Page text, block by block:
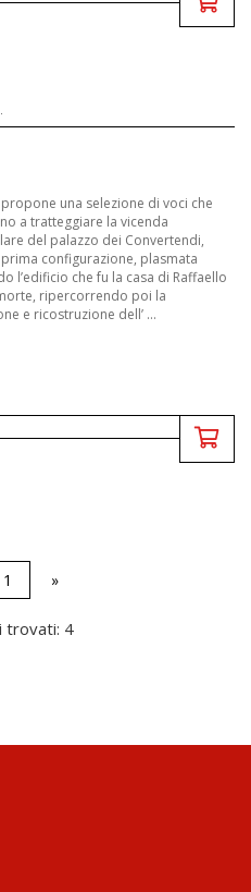
una selezione di voci che
a tratteggiare la vicenda
del palazzo dei Convertendi,
configurazione, plasmata
l’edificio che fu la casa di Raffaello
ripercorrendo poi la
e ricostruzione dell’ ...
1 »
trovati: 4